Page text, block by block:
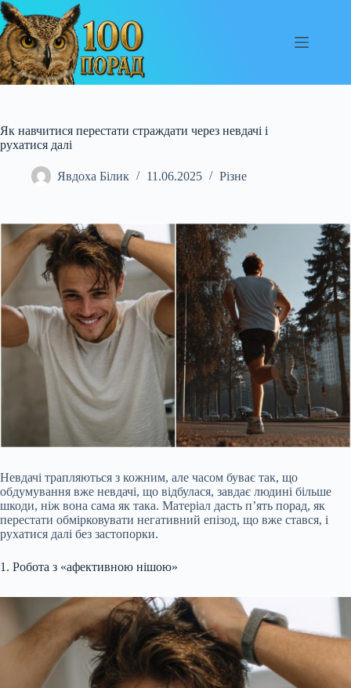
Перейти
до
вмісту
Як навчитися перестати страждати через невдачі і
рухатися далі
Явдоха Білик 11.06.2025 Різне
Невдачі трапляються з кожним, але часом буває так, що
обдумування вже невдачі, що відбулася, завдає людині більше
шкоди, ніж вона сама як така. Матеріал дасть п’ять порад, як
перестати обмірковувати негативний епізод, що вже стався, і
рухатися далі без застопорки.
1. Робота з «афективною нішою»